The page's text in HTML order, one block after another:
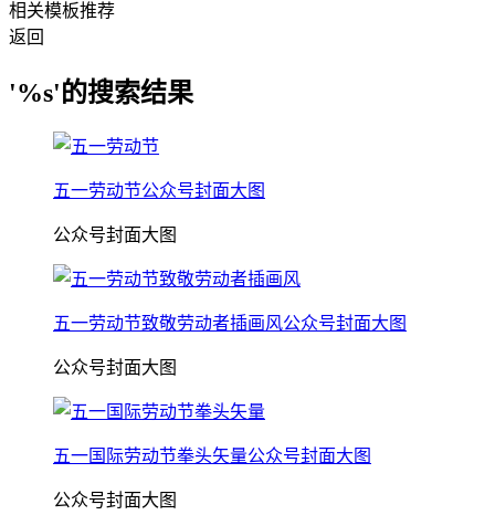
相关模板推荐
返回
'%s'的搜索结果
五一劳动节公众号封面大图
公众号封面大图
五一劳动节致敬劳动者插画风公众号封面大图
公众号封面大图
五一国际劳动节拳头矢量公众号封面大图
公众号封面大图